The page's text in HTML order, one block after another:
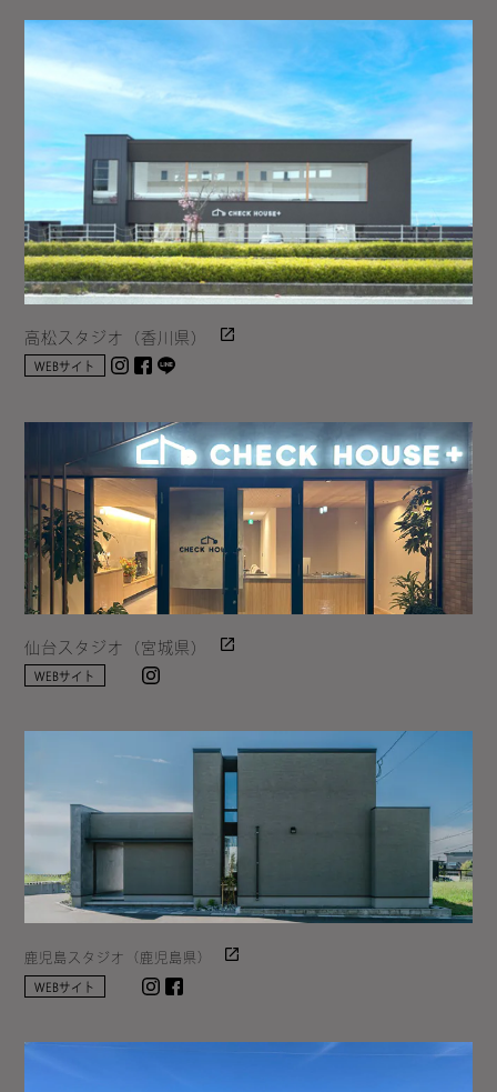
高松スタジオ（香川県）
WEBサイト Instagram
facebook
仙台スタジオ（宮城県）
WEBサイト
鹿児島スタジオ（鹿児島県）
WEBサイト Instagram